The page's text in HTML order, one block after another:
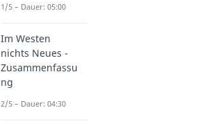
1/5 – Dauer: 05:00
Im Westen
nichts Neues -
Zusammenfassu
ng
2/5 – Dauer: 04:30